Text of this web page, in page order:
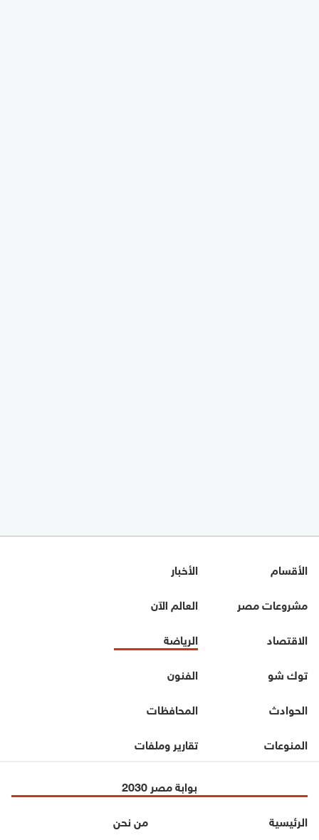
الأقسام
الأخبار
مشروعات مصر
العالم الآن
الاقتصاد
الرياضة
توك شو
الفنون
الحوادث
المحافظات
المنوعات
تقارير وملفات
بوابة مصر 2030
الرئيسية
من نحن